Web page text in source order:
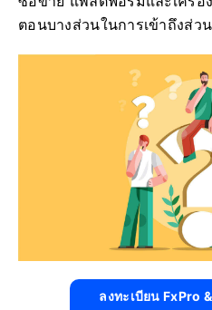
ตอนบางส่วนในการเข้าถึงส่
ลงทะเบียน FxPro